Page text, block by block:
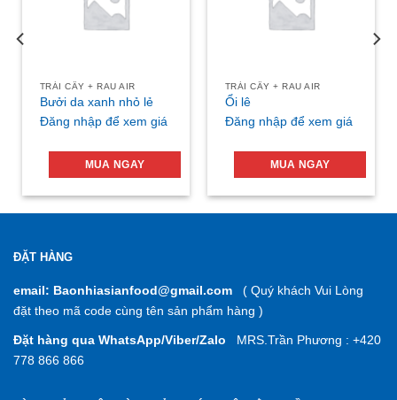
TRÁI CÂY + RAU AIR
Bưởi da xanh nhỏ lẻ
Đăng nhập để xem giá
MUA NGAY
TRÁI CÂY + RAU AIR
Ổi lê
Đăng nhập để xem giá
MUA NGAY
ĐẶT HÀNG
email: Baonhiasianfood@gmail.com ( Quý khách Vui Lòng
đặt theo mã code cùng tên sản phẩm hàng )
Đặt hàng qua WhatsApp/Viber/Zalo MRS.Trần Phương : +420
778 866 866